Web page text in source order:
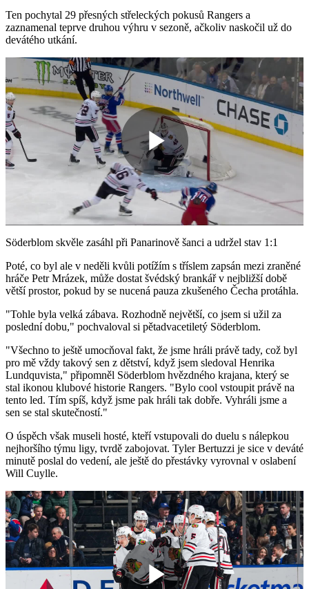
Ten pochytal 29 přesných střeleckých pokusů Rangers a
zaznamenal teprve druhou výhru v sezoně, ačkoliv naskočil už do
devátého utkání.
Play
Video
Söderblom skvěle zasáhl při Panarinově šanci a udržel stav 1:1
Poté, co byl ale v neděli kvůli potížím s tříslem zapsán mezi zraněné
hráče Petr Mrázek, může dostat švédský brankář v nejbližší době
větší prostor, pokud by se nucená pauza zkušeného Čecha protáhla.
"Tohle byla velká zábava. Rozhodně největší, co jsem si užil za
poslední dobu," pochvaloval si pětadvacetiletý Söderblom.
"Všechno to ještě umocňoval fakt, že jsme hráli právě tady, což byl
pro mě vždy takový sen z dětství, když jsem sledoval Henrika
Lundquvista," připomněl Söderblom hvězdného krajana, který se
stal ikonou klubové historie Rangers. "Bylo cool vstoupit právě na
tento led. Tím spíš, když jsme pak hráli tak dobře. Vyhráli jsme a
sen se stal skutečností."
O úspěch však museli hosté, kteří vstupovali do duelu s nálepkou
nejhoršího týmu ligy, tvrdě zabojovat. Tyler Bertuzzi je sice v deváté
minutě poslal do vedení, ale ještě do přestávky vyrovnal v oslabení
Will Cuylle.